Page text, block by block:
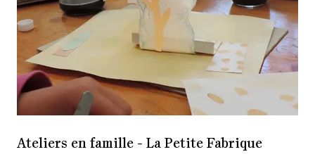
Ateliers en famille - La Petite Fabrique